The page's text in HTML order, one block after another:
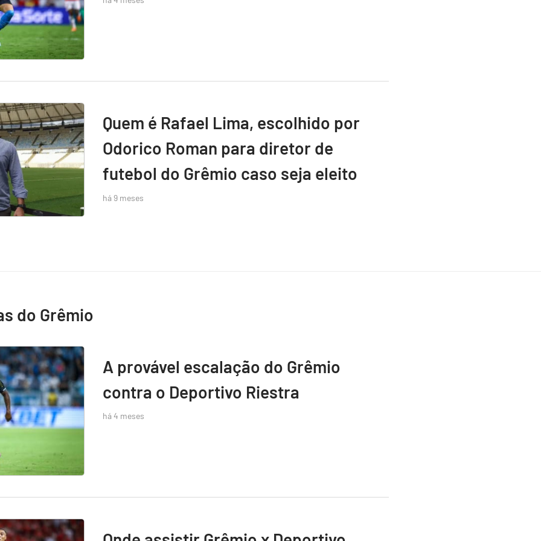
Quem é Rafael Lima, escolhido por
Odorico Roman para diretor de
futebol do Grêmio caso seja eleito
há 9 meses
do Grêmio
A provável escalação do Grêmio
contra o Deportivo Riestra
há 4 meses